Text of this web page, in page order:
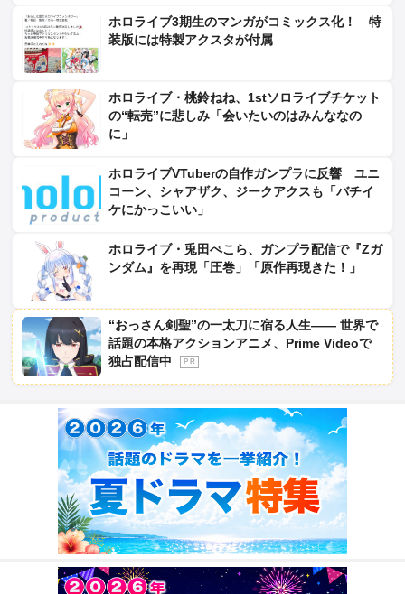
ホロライブ3期生のマンガがコミックス化！ 特
装版には特製アクスタが付属
ホロライブ・桃鈴ねね、1stソロライブチケット
の“転売”に悲しみ「会いたいのはみんななの
に」
ホロライブVTuberの自作ガンプラに反響 ユニ
コーン、シャアザク、ジークアクスも「バチイ
ケにかっこいい」
ホロライブ・兎田ぺこら、ガンプラ配信で『Zガ
ンダム』を再現「圧巻」「原作再現きた！」
“おっさん剣聖”の一太刀に宿る人生―― 世界で
話題の本格アクションアニメ、Prime Videoで
独占配信中
P R